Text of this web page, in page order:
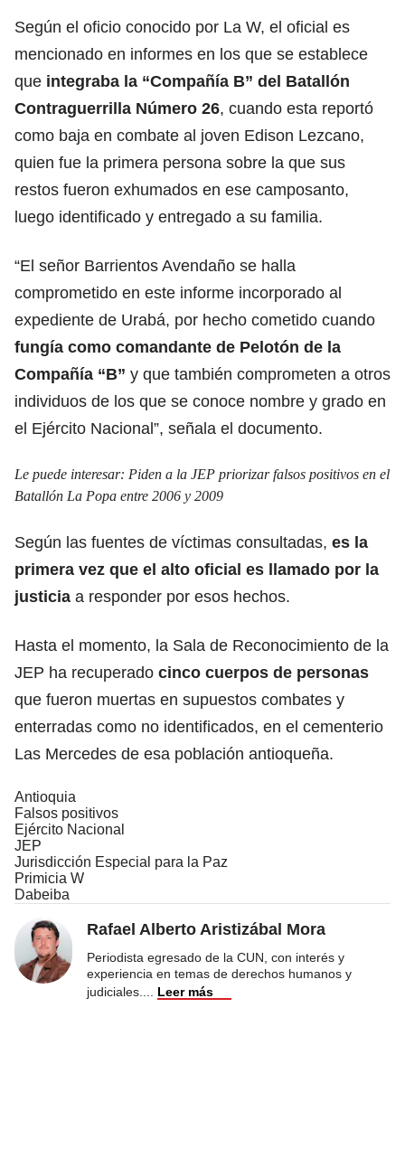
Según el oficio conocido por La W, el oficial es
mencionado en informes en los que se establece
que integraba la “Compañía B” del Batallón
Contraguerrilla Número 26, cuando esta reportó
como baja en combate al joven Edison Lezcano,
quien fue la primera persona sobre la que sus
restos fueron exhumados en ese camposanto,
luego identificado y entregado a su familia.
“El señor Barrientos Avendaño se halla
comprometido en este informe incorporado al
expediente de Urabá, por hecho cometido cuando
fungía como comandante de Pelotón de la
Compañía “B” y que también comprometen a otros
individuos de los que se conoce nombre y grado en
el Ejército Nacional”, señala el documento.
Le puede interesar: Piden a la JEP priorizar falsos positivos en el
Batallón La Popa entre 2006 y 2009
Según las fuentes de víctimas consultadas, es la
primera vez que el alto oficial es llamado por la
justicia a responder por esos hechos.
Hasta el momento, la Sala de Reconocimiento de la
JEP ha recuperado cinco cuerpos de personas
que fueron muertas en supuestos combates y
enterradas como no identificados, en el cementerio
Las Mercedes de esa población antioqueña.
Antioquia
Falsos positivos
Ejército Nacional
JEP
Jurisdicción Especial para la Paz
Primicia W
Dabeiba
Rafael Alberto Aristizábal Mora
Periodista egresado de la CUN, con interés y
experiencia en temas de derechos humanos y
judiciales.
Leer más